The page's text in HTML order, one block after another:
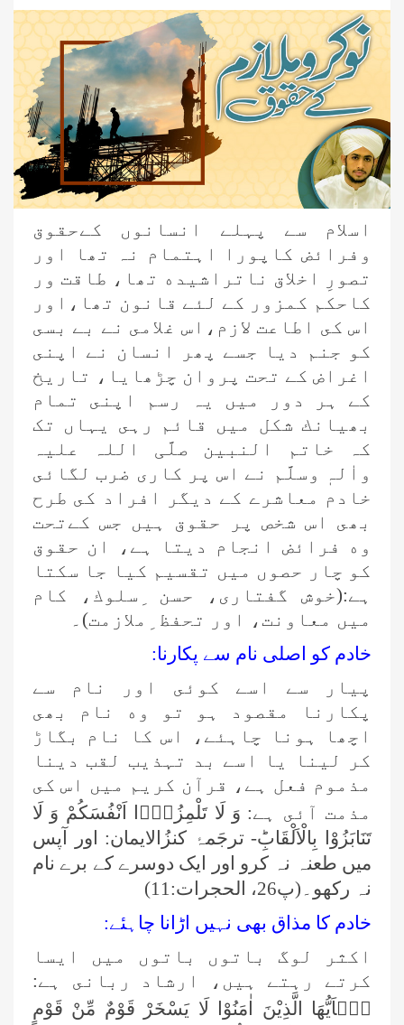
اسلام سے پہلے انسانوں كےحقوق
وفرائض كاپورا اہتمام نہ تھا اور
تصورِ اخلاق ناتراشيده تھا، طاقت ور
كاحكم كمزور كے لئے قانون تھا،اور
اس كى اطاعت لازم،اس غلامى نے بے بسى
كو جنم ديا جسے پھر انسان نے اپنى
اغراض كے تحت پروان چڑھايا، تاريخ
كے ہر دور ميں يہ رسم اپنى تمام
بھيانك شكل ميں قائم رہى یہاں تک
كہ خاتم النبين صلَّی اللہ علیہ
واٰلہٖ وسلَّم نے اس پر كارى ضرب لگائى
خادم معاشرے كے ديگر افراد كى طرح
بھى اس شخص پر حقوق ہيں جس كےتحت
وه فرائض انجام ديتا ہے، ان حقوق
كو چار حصوں ميں تقسيم كيا جا سكتا
ہے:(خوش گفتارى، حسن ِسلوك، كام
ميں معاونت، اور تحفظ ِملازمت)۔
خادم كو اصلى نام سے پكارنا:
پيار سے اسے كوئى اور نام سے
پكارنا مقصود ہو تو وه نام بھى
اچھا ہونا چاہئے، اس كا نام بگاڑ
كر لينا يا اسے بد تہذيب لقب دينا
مذموم فعل ہے، قرآن كريم ميں اس كى
مذمت آئى ہے: وَ لَا تَلْمِزُوْۤا اَنْفُسَكُمْ وَ لَا
تَنَابَزُوْا بِالْاَلْقَابِؕ-ترجَمۂ کنزُالایمان: اور آپس
میں طعنہ نہ کرو اور ایک دوسرے کے برے نام
نہ رکھو۔(پ26، الحجرات:11)
خادم كا مذاق بھى نہيں اڑانا چاہئے:
اكثر لوگ باتوں باتوں میں ايسا
كرتے رہتے ہيں، ارشاد ربانى ہے:
یٰۤاَیُّهَا الَّذِیْنَ اٰمَنُوْا لَا یَسْخَرْ قَوْمٌ مِّنْ قَوْمٍ